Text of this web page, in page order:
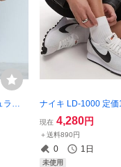
ー
パ
ジッ
ナイキ LD-1000 定価
円 24.5cm サミットホ
ブラック レトロ スニ
現在 4,280円
＋送料890円
0 1日
未使用